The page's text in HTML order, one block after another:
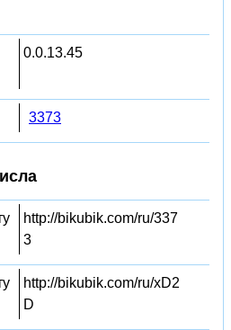
0.0.13.45
3373
http://bikubik.com/ru/337
3
http://bikubik.com/ru/xD2
D